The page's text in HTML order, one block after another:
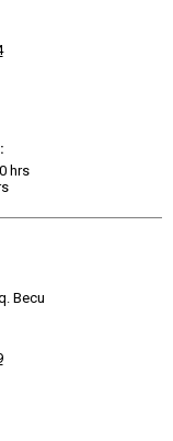
hrs
Becu